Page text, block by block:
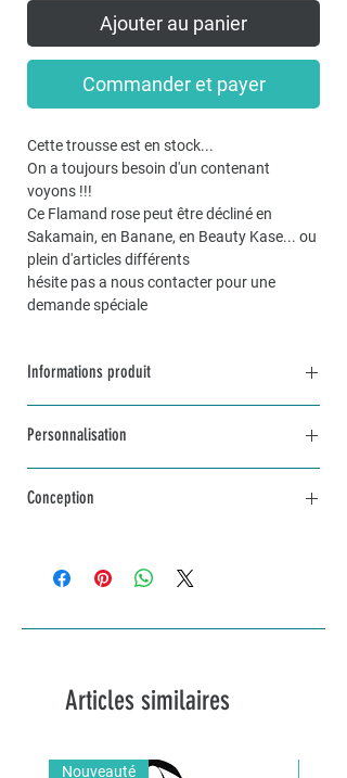
Ajouter au panier
Commander et payer
Cette trousse est en stock...
On a toujours besoin d'un contenant
voyons !!!
Ce Flamand rose peut être décliné en
Sakamain, en Banane, en Beauty Kase... ou
plein d'articles différents
hésite pas a nous contacter pour une
demande spéciale
Informations produit
Possibilité de faire une trousse sur mesure
Personnalisation
et sur mesure, n’hésitez pas à me contacter
Conception
envies dans un délai d'une à deux semaines
selon stock disponible
Articles similaires
Nouveauté